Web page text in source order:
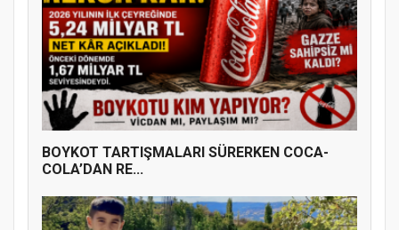
BOYKOT TARTIŞMALARI SÜRERKEN COCA-
COLA’DAN RE...